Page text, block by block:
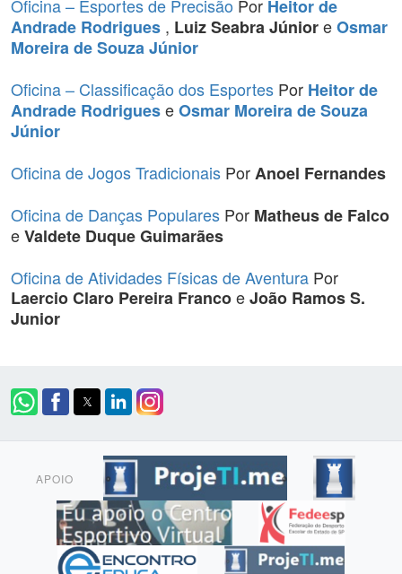
Oficina – Esportes de Precisão Por Heitor de
Andrade Rodrigues , Luiz Seabra JúnioreOsmar
Moreira de Souza Júnior
Oficina – Classificação dos Esportes Por Heitor de
Andrade RodrigueseOsmar Moreira de Souza
Júnior
Oficina de Jogos Tradicionais PorAnoel Fernandes
Oficina de Danças Populares Por Matheus de Falco
eValdete Duque Guimarães
Oficina de Atividades Físicas de Aventura Por
Laercio Claro Pereira FrancoeJoão Ramos S.
Junior
APOIO